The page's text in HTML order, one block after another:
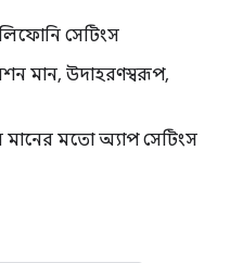
সেটিংস
মান, উদাহরণস্বরূপ,
মানের মতো অ্যাপ সেটিংস